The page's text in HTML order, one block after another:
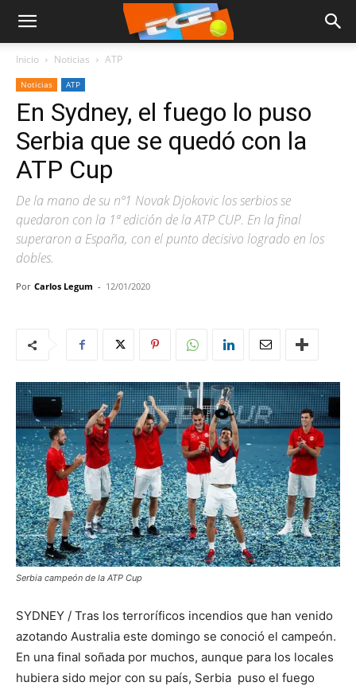
Inicio Noticias ATP
Noticias ATP
En Sydney, el fuego lo puso
Serbia que se quedó con la
ATP Cup
De la mano de su nº1 Novak Djokovic los serbios se
quedaron con la 1ª edición de la ATP CUP. En la final
superaron a España, con el punto decisivo logrado en los
dobles.
Por Carlos Legum - 12/01/2020
Serbia campeón de la ATP Cup
SYDNEY / Tras los terroríficos incendios que han venido
azotando Australia este domingo se conoció el campeón.
En una final soñada por muchos, aunque para los locales
hubiera sido mejor con su país, Serbia puso el fuego